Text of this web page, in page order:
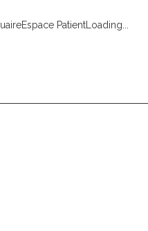
Espace PatientLoading...